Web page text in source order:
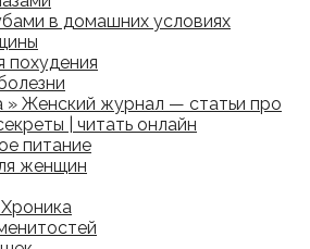
в домашних условиях
похудения
» Женский журнал — статьи про
| читать онлайн
питание
женщин